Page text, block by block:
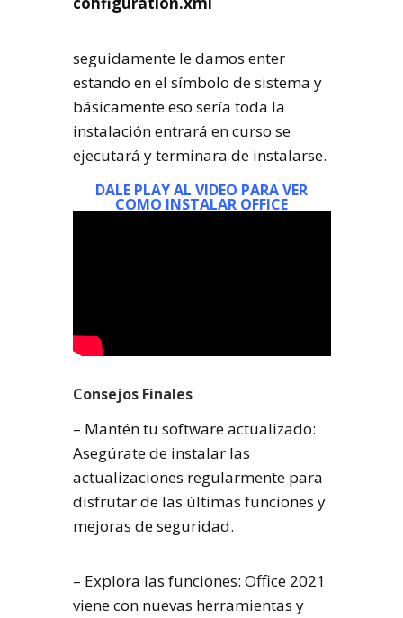
seguidamente le damos enter
estando en el símbolo de sistema y
básicamente eso sería toda la
instalación entrará en curso se
ejecutará y terminara de instalarse.
DALE PLAY AL VIDEO PARA VER
COMO INSTALAR OFFICE
Consejos Finales
– Mantén tu software actualizado:
Asegúrate de instalar las
actualizaciones regularmente para
disfrutar de las últimas funciones y
mejoras de seguridad.
– Explora las funciones: Office 2021
viene con nuevas herramientas y